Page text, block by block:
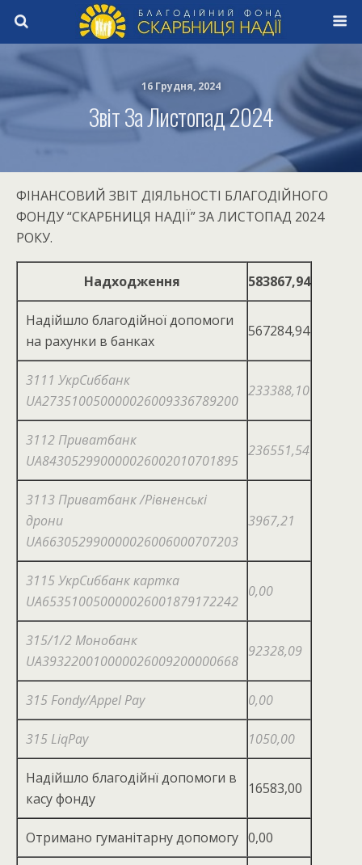
16 Грудня, 2024
Звіт За Листопад 2024
ФІНАНСОВИЙ ЗВІТ ДІЯЛЬНОСТІ БЛАГОДІЙНОГО
ФОНДУ “СКАРБНИЦЯ НАДІЇ” ЗА ЛИСТОПАД 2024
РОКУ.
Надходження 583867,94
Надійшло благодійної допомоги
на рахунки в банках
567284,94
3111 УкрСиббанк
UA273510050000026009336789200
233388,10
3112 Приватбанк
UA843052990000026002010701895
236551,54
3113 Приватбанк /Рівненські
дрони
UA663052990000026006000707203
3967,21
3115 УкрСиббанк картка
UA653510050000026001879172242
0,00
315/1/2 Монобанк
UA393220010000026009200000668
92328,09
315 Fondy/Appel Pay 0,00
315 LiqPay 1050,00
Надійшло благодійнї допомоги в
касу фонду
16583,00
Отримано гуманітарну допомогу 0,00